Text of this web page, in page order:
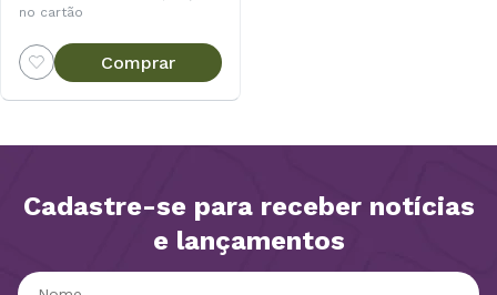
no cartão
Comprar
Cadastre-se para receber notícias
e lançamentos